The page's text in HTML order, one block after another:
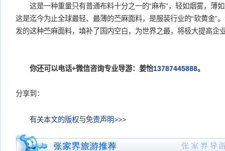
这是一种重量只有普通布料十分之一的“麻布”，轻如烟雾，薄
这是迄今为止全球最轻、最薄的苎麻面料，是服装行业的“软黄金”
发的这种苎麻面料，填补了国内空白，为世界之最，将极大提高企
你还可以电话+微信咨询专业导游：姜怡13787445888。
分享到：
有关本文的版权与免责声明>>>